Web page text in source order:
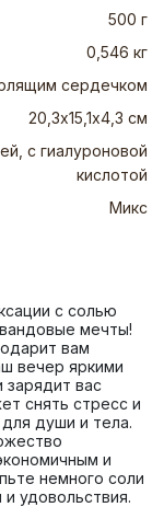
500 г
0,546 кг
сердечком
20,3х15,1х4,3 см
с гиалуроновой
кислотой
Микс
с солью
мечты!
вам
вечер яркими
зарядит вас
снять стресс и
души и тела.
и
немного соли
и удовольствия.